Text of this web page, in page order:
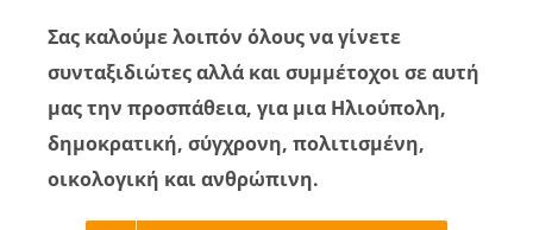
Σας καλούμε λοιπόν όλους να γίνετε
συνταξιδιώτες αλλά και συμμέτοχοι σε αυτή
μας την προσπάθεια, για μια Ηλιούπολη,
δημοκρατική, σύγχρονη, πολιτισμένη,
οικολογική και ανθρώπινη.